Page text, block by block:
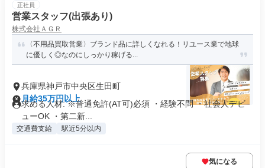
正社員
営業スタッフ(出張あり)
株式会社ＡＧＲ
〈不用品買取営業〉ブランド品に詳しくなれる！リユース業で地球
に優しく◎なのにしっかり稼げる...
兵庫県神戸市中央区生田町
月給35万円以上
求める人材: ※普通免許(AT可)必須 ・経験不問 ・社会人デビ
ューOK ・第二新...
交通費支給 駅近5分以内
気になる